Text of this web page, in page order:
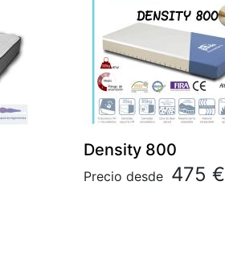
Density 800
Precio desde 475 €